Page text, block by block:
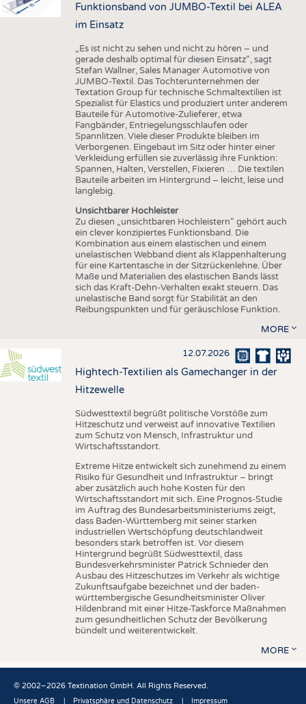
Funktionsband von JUMBO-Textil bei ALEA
im Einsatz
„Es ist nicht zu sehen und nicht zu hören – und
gerade deshalb optimal für diesen Einsatz“, sagt
Stefan Wallner, Sales Manager Automotive von
JUMBO-Textil. Das Tochterunternehmen der
Textation Group für technische Schmaltextilien ist
Spezialist für Elastics und produziert unter anderem
Bauteile für Automotive-Zulieferer, etwa
Fangbänder, Entriegelungsschlaufen oder
Spannlitzen. Viele dieser Produkte bleiben im
Verborgenen. Eingebaut im Sitz oder hinter einer
Verkleidung erfüllen sie zuverlässig ihre Funktion:
Spannen, Halten, Verstellen, Fixieren … Die textilen
Bauteile arbeiten im Hintergrund – leicht, leise und
langlebig.
Unsichtbarer Hochleister
Zu diesen „unsichtbaren Hochleistern“ gehört auch
ein clever konzipiertes Funktionsband. Die
Kombination aus einem elastischen und einem
unelastischen Webband dient als Klappenhalterung
für eine Kartentasche in der Sitzrückenlehne. Über
Maße und Materialien des elastischen Bands lässt
sich das Kraft-Dehn-Verhalten exakt steuern. Das
unelastische Band sorgt für Stabilität an den
Reibungspunkten und für geräuschlose Funktion.
MORE
12.07.2026
Hightech-Textilien als Gamechanger in der
Hitzewelle
Südwesttextil begrüßt politische Vorstöße zum
Hitzeschutz und verweist auf innovative Textilien
zum Schutz von Mensch, Infrastruktur und
Wirtschaftsstandort.
Extreme Hitze entwickelt sich zunehmend zu einem
Risiko für Gesundheit und Infrastruktur – bringt
aber zusätzlich auch hohe Kosten für den
Wirtschaftsstandort mit sich. Eine Prognos-Studie
im Auftrag des Bundesarbeitsministeriums zeigt,
dass Baden-Württemberg mit seiner starken
industriellen Wertschöpfung deutschlandweit
besonders stark betroffen ist. Vor diesem
Hintergrund begrüßt Südwesttextil, dass
Bundesverkehrsminister Patrick Schnieder den
Ausbau des Hitzeschutzes im Verkehr als wichtige
Zukunftsaufgabe bezeichnet und der baden-
württembergische Gesundheitsminister Oliver
Hildenbrand mit einer Hitze-Taskforce Maßnahmen
zum gesundheitlichen Schutz der Bevölkerung
bündelt und weiterentwickelt.
MORE
© 2002–2026 Textination GmbH. All Rights Reserved.
Unsere AGB Privatsphäre und Datenschutz Impressum